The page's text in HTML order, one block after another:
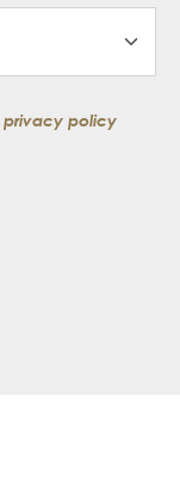
privacy policy